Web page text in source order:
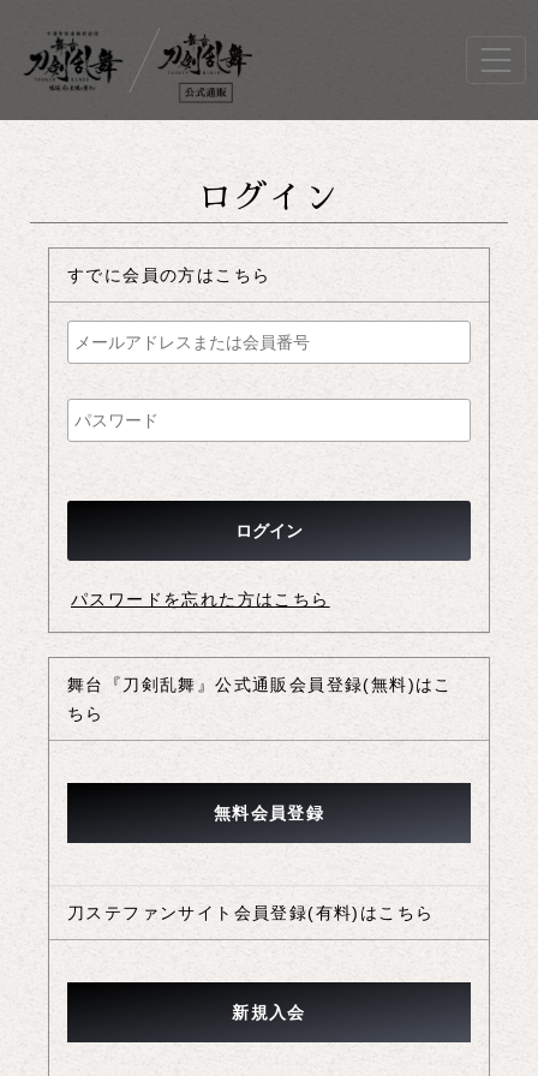
ログイン
すでに会員の方はこちら
パスワードを忘れた方はこちら
舞台『刀剣乱舞』公式通販会員登録(無料)はこ
ちら
刀ステファンサイト会員登録(有料)はこちら